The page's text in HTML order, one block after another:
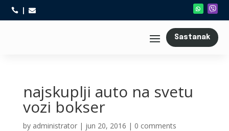
 
Sastanak
najskuplji auto na svetu
vozi bokser
by administrator| jun 20, 2016 | 0 comments